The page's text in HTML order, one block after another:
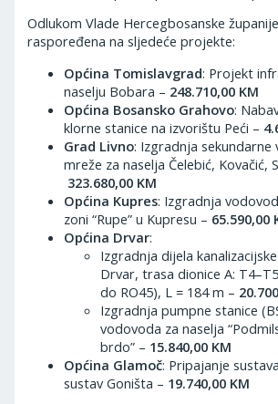
Odlukom Vlade Hercegbosanske
raspoređena na sljedeće projekte:
Općina Tomislavgrad: Projekt
naselju Bobara – 248.710,00 KM
Općina Bosansko Grahovo:
klorne stanice na izvorištu Peći –
Grad Livno: Izgradnja
mreže za naselja Čelebić, Kovačić,
323.680,00 KM
Općina Kupres: Izgradnja
zoni “Rupe” u Kupresu – 65.590,00
Općina Drvar:
Izgradnja dijela
Drvar, trasa dionice A:
do RO45), L = 184 m –
Izgradnja pumpne stanice
vodovoda za naselja
brdo” – 15.840,00 KM
Općina Glamoč: Pripajanje
sustav Goništa – 19.740,00 KM